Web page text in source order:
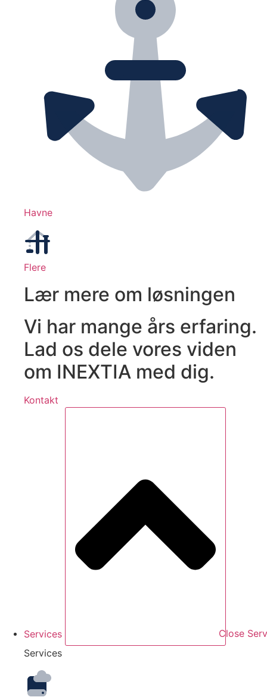
Havne
Flere
Lær mere om løsningen
Vi har mange års erfaring.
Lad os dele vores viden
om INEXTIA med dig.
Kontakt
Services
Close
Services